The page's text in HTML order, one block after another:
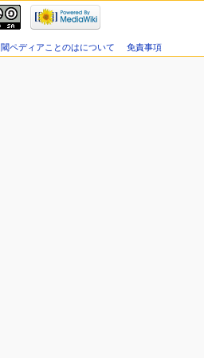
閾ペディアことのはについて 免責事項